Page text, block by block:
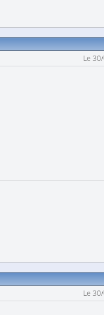
Le
Le